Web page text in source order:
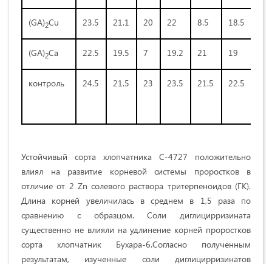
(GA)2Cu 23.5 21.1 20 22 8.5 18.5
(GA)2Са 22.5 19.5 7 19.2 21 19
контроль 24.5 21.5 23 23.5 21.5 22.5
Устойчивый сорта хлопчатника С-4727 положительно
влиял на развитие корневой системы проростков в
отличие от 2 Zn солевого раствора тритерпеноидов (ГК).
Длина корней увеличилась в среднем в 1,5 раза по
сравнению с образцом. Соли диглицирризината
существенно не влияли на удлинение корней проростков
сорта хлопчатник Бухара-6.Согласно полученным
результатам, изученные соли диглицирризинатов